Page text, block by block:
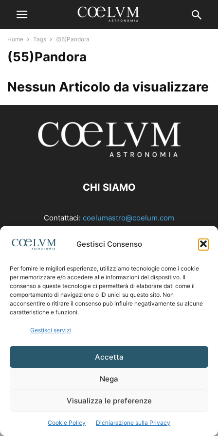
Gestisci Consenso
Per fornire le migliori esperienze, utilizziamo tecnologie come i cookie
per memorizzare e/o accedere alle informazioni del dispositivo. Il
consenso a queste tecnologie ci permetterà di elaborare dati come il
comportamento di navigazione o ID unici su questo sito. Non
acconsentire o ritirare il consenso può influire negativamente su alcune
caratteristiche e funzioni.
Gestisci servizi
Accetta
Nega
Visualizza le preferenze
Cookie Policy Dichiarazione sulla Privacy
Home Tags (55)Pandora
(55)Pandora
Nessun Articolo da visualizzare
CHI SIAMO
Contattaci: coelumastro@coelum.com
SEGUICI